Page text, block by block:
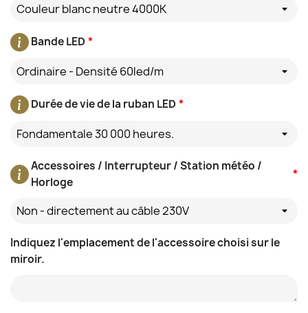
Couleur blanc neutre 4000K
*
Bande LED
Ordinaire - Densité 60led/m
*
Durée de vie de la ruban LED
Fondamentale 30 000 heures.
*
Accessoires / Interrupteur / Station météo /
Horloge
Non - directement au câble 230V
Indiquez l'emplacement de l'accessoire choisi sur le
miroir.